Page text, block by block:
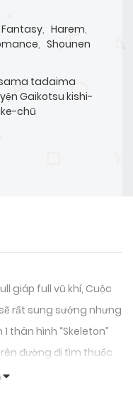
Fantasy, Harem,
, Shounen
tadaima
Gaikotsu kishi-
chū
giáp full vũ khí, Cuộc
rất sung sướng nhưng
thân hình “Skeleton”
đường đi tìm thuốc
1 con pet và hợp tác